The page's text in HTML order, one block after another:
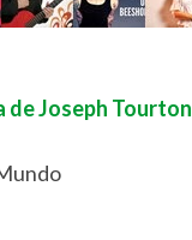
de Joseph Tourton